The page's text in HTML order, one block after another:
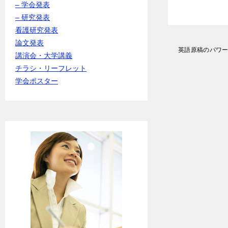
投英語原稿のパワ
– 学会発表
– 研究発表
看護研究発表
論文発表
講演会・大学講義
チラシ・リーフレット
学会ポスター